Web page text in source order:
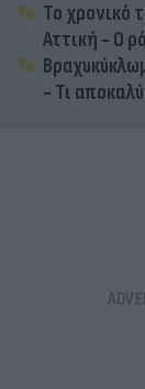
Το χρονικό
Αττική - Ο
- Τι